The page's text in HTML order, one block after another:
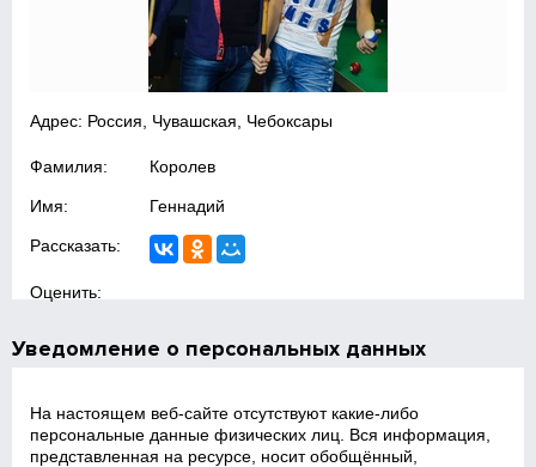
Адрес: Россия, Чувашская, Чебоксары
Фамилия: Королев
Имя: Геннадий
Рассказать:
Оценить:
Уведомление о персональных данных
На настоящем веб‑сайте отсутствуют какие‑либо
персональные данные физических лиц. Вся информация,
представленная на ресурсе, носит обобщённый,